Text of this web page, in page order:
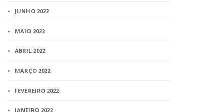
JUNHO 2022
MAIO 2022
ABRIL 2022
MARÇO 2022
FEVEREIRO 2022
JANEIRO 2022